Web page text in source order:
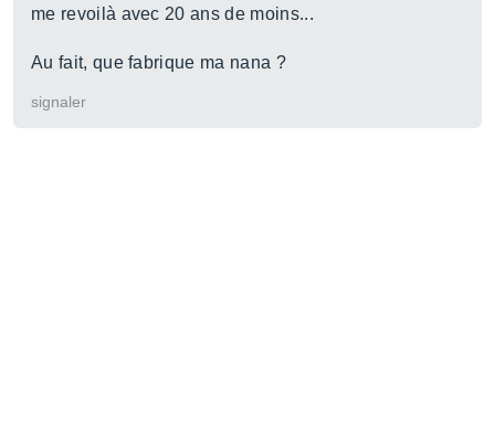
me revoilà avec 20 ans de moins...
Au fait, que fabrique ma nana ?
signaler